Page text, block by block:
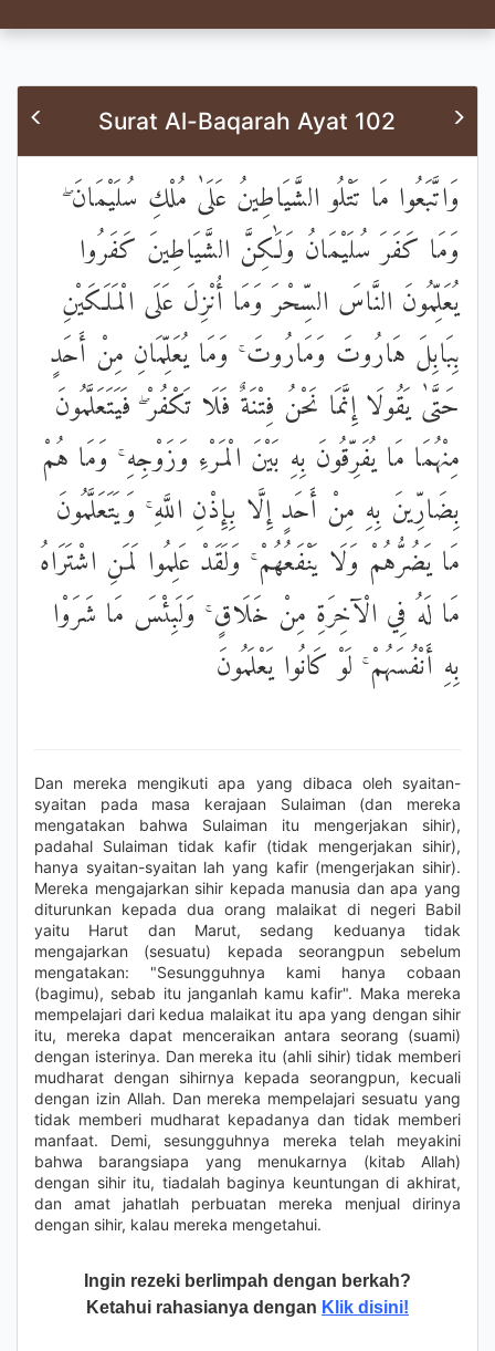
Surat Al-Baqarah Ayat 102
وَاتَّبَعُوا مَا تَتْلُو الشَّيَاطِينُ عَلَىٰ مُلْكِ سُلَيْمَانَ ۖ
وَمَا كَفَرَ سُلَيْمَانُ وَلَٰكِنَّ الشَّيَاطِينَ كَفَرُوا
يُعَلِّمُونَ النَّاسَ السِّحْرَ وَمَا أُنْزِلَ عَلَى الْمَلَكَيْنِ
بِبَابِلَ هَارُوتَ وَمَارُوتَ ۚ وَمَا يُعَلِّمَانِ مِنْ أَحَدٍ
حَتَّىٰ يَقُولَا إِنَّمَا نَحْنُ فِتْنَةٌ فَلَا تَكْفُرْ ۖ فَيَتَعَلَّمُونَ
مِنْهُمَا مَا يُفَرِّقُونَ بِهِ بَيْنَ الْمَرْءِ وَزَوْجِهِ ۚ وَمَا هُمْ
بِضَارِّينَ بِهِ مِنْ أَحَدٍ إِلَّا بِإِذْنِ اللَّهِ ۚ وَيَتَعَلَّمُونَ
مَا يَضُرُّهُمْ وَلَا يَنْفَعُهُمْ ۚ وَلَقَدْ عَلِمُوا لَمَنِ اشْتَرَاهُ
مَا لَهُ فِي الْآخِرَةِ مِنْ خَلَاقٍ ۚ وَلَبِئْسَ مَا شَرَوْا
بِهِ أَنْفُسَهُمْ ۚ لَوْ كَانُوا يَعْلَمُونَ
Dan mereka mengikuti apa yang dibaca oleh syaitan-
syaitan pada masa kerajaan Sulaiman (dan mereka
mengatakan bahwa Sulaiman itu mengerjakan sihir),
padahal Sulaiman tidak kafir (tidak mengerjakan sihir),
hanya syaitan-syaitan lah yang kafir (mengerjakan sihir).
Mereka mengajarkan sihir kepada manusia dan apa yang
diturunkan kepada dua orang malaikat di negeri Babil
yaitu Harut dan Marut, sedang keduanya tidak
mengajarkan (sesuatu) kepada seorangpun sebelum
mengatakan: "Sesungguhnya kami hanya cobaan
(bagimu), sebab itu janganlah kamu kafir". Maka mereka
mempelajari dari kedua malaikat itu apa yang dengan sihir
itu, mereka dapat menceraikan antara seorang (suami)
dengan isterinya. Dan mereka itu (ahli sihir) tidak memberi
mudharat dengan sihirnya kepada seorangpun, kecuali
dengan izin Allah. Dan mereka mempelajari sesuatu yang
tidak memberi mudharat kepadanya dan tidak memberi
manfaat. Demi, sesungguhnya mereka telah meyakini
bahwa barangsiapa yang menukarnya (kitab Allah)
dengan sihir itu, tiadalah baginya keuntungan di akhirat,
dan amat jahatlah perbuatan mereka menjual dirinya
dengan sihir, kalau mereka mengetahui.
Ingin rezeki berlimpah dengan berkah?
Ketahui rahasianya dengan Klik disini!